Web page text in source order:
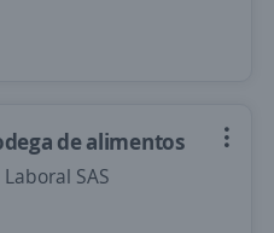
de alimentos
SAS